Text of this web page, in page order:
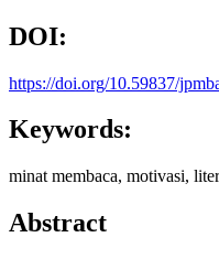
DOI:
https://doi.org/10.59837/
Keywords:
minat membaca, motivasi,
Abstract